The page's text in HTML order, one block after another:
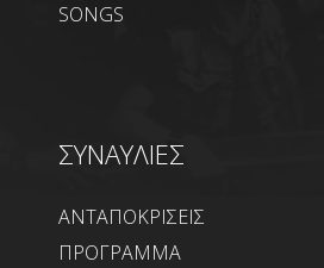
SONGS
ΣΥΝΑΥΛΙΕΣ
ΑΝΤΑΠΟΚΡΙΣΕΙΣ
ΠΡΟΓΡΑΜΜΑ